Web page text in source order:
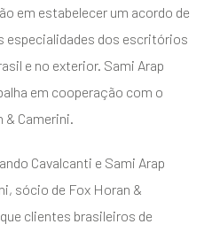
em estabelecer um acordo de
especialidades dos escritórios
e no exterior. Sami Arap
em cooperação com o
Camerini.
Cavalcanti e Sami Arap
sócio de Fox Horan &
clientes brasileiros de